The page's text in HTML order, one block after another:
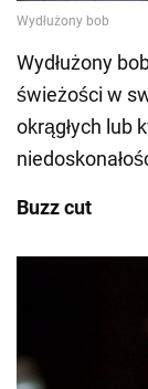
Wydłużony
świeżości w
okrągłych lub
Buzz cut